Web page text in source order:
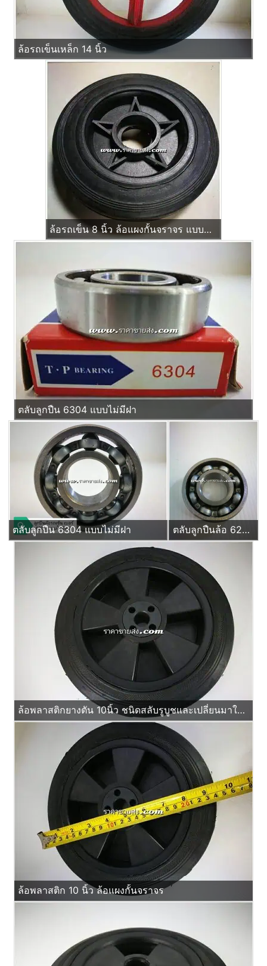
ล้อรถเข็นเหล็ก 14 นิ้ว
ล้อรถเข็น 8 นิ้ว ล้อแผงกั้นจราจร แบบบ่าใส่ ตลับลูกปืน
ตลับลูกปืน 6304 แบบไม่มีฝา
ตลับลูกปืน 6304 แบบไม่มีฝา ตลับลูกปืนล้อ 6204 แบบไม่มีฝ
ล้อพลาสติกยางตัน 10นิ้ว ชนิดสลับรูบูชและเปลี่ยนมาใส่ลูกปืนได้ด้วย
ล้อพลาสติก 10 นิ้ว ล้อแผงกั้นจราจร